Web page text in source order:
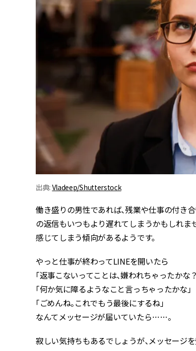
出典: Vladeep/Shutterstock
働き盛りの男性であれば、残業や仕事の付き
の返信もいつもより遅れてしまうかもしれま
感じてしまう傾向があるようです。
やっと仕事が終わってLINEを開いたら
「返事こないってことは、嫌われちゃったかな？
「何か気に障るようなこと言っちゃったかな」
「ごめんね。これでもう最後にするね」
なんてメッセージが届いていたら……。
寂しい気持ちもあるでしょうが、メッセージ